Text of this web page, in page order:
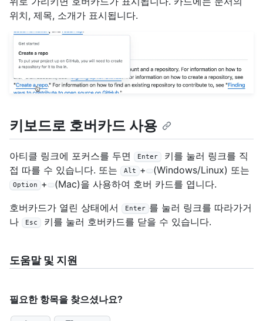
위치, 제목, 소개가 표시됩니다.
키보드로 호버카드 사용
아티클 링크에 포커스를 두면 Enter
키를 눌러 링크를 직
접 따를 수 있습니다. 또는
Alt + (Windows/Linux) 또는
Option +
(Mac)을 사용하여 호버 카드를 엽니다.
호버카드가 열린 상태에서
Enter 를 눌러 링크를 따라가거
나
Esc 키를 눌러 호버카드를 닫을 수 있습니다.
도움말 및 지원
필요한 항목을 찾으셨나요?